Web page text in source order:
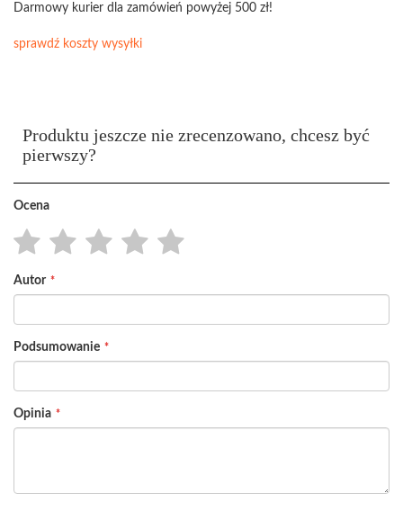
Darmowy kurier dla zamówień powyżej 500 zł!
sprawdź koszty wysyłki
Produktu jeszcze nie zrecenzowano, chcesz być
pierwszy?
Ocena
star
stars
stars
stars
stars
Autor
Podsumowanie
Opinia